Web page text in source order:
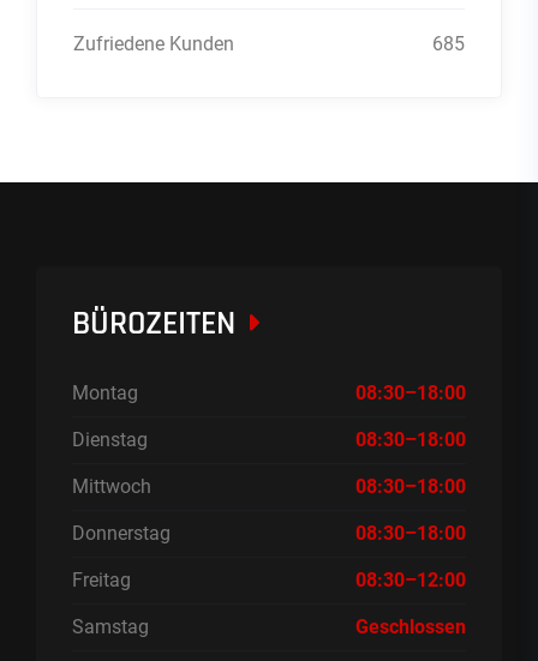
Zufriedene Kunden 685
BÜROZEITEN
Montag 08:30–18:00
Dienstag 08:30–18:00
Mittwoch 08:30–18:00
Donnerstag 08:30–18:00
Freitag 08:30–12:00
Samstag Geschlossen